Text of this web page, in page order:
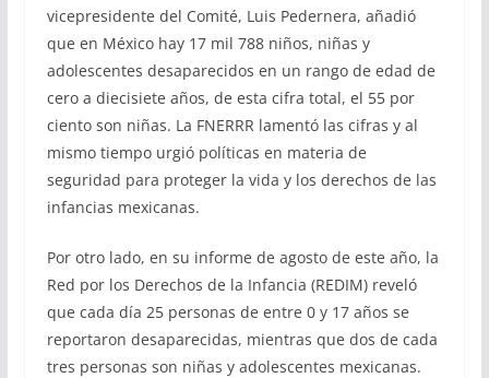
vicepresidente del Comité, Luis Pedernera, añadió
que en México hay 17 mil 788 niños, niñas y
adolescentes desaparecidos en un rango de edad de
cero a diecisiete años, de esta cifra total, el 55 por
ciento son niñas. La FNERRR lamentó las cifras y al
mismo tiempo urgió políticas en materia de
seguridad para proteger la vida y los derechos de las
infancias mexicanas.
Por otro lado, en su informe de agosto de este año, la
Red por los Derechos de la Infancia (REDIM) reveló
que cada día 25 personas de entre 0 y 17 años se
reportaron desaparecidas, mientras que dos de cada
tres personas son niñas y adolescentes mexicanas.